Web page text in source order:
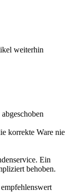
weiterhin
korrekte Ware nie
Ein
behoben.